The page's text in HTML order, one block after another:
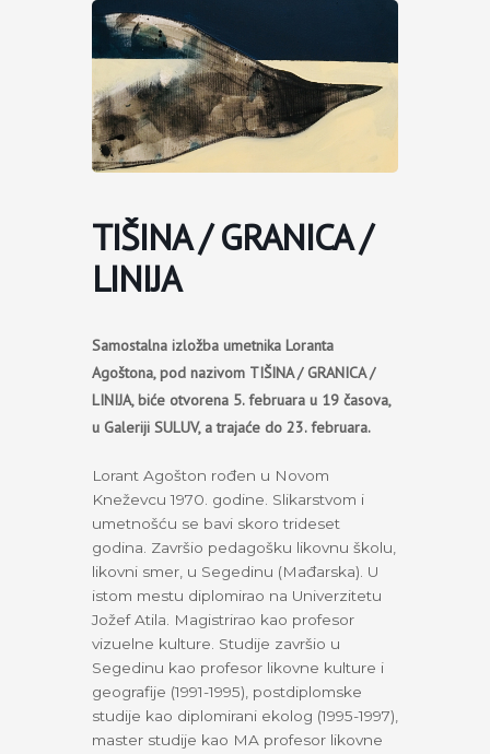
TIŠINA / GRANICA /
LINIJA
Samostalna izložba umetnika Loranta
Agoštona, pod nazivom TIŠINA / GRANICA /
LINIJA, biće otvorena 5. februara u 19 časova,
u Galeriji SULUV, a trajaće do 23. februara.
Lorant Agošton rođen u Novom
Kneževcu 1970. godine. Slikarstvom i
umetnošću se bavi skoro trideset
godina. Završio pedagošku likovnu školu,
likovni smer, u Segedinu (Mađarska). U
istom mestu diplomirao na Univerzitetu
Jožef Atila. Magistrirao kao profesor
vizuelne kulture. Studije završio u
Segedinu kao profesor likovne kulture i
geografije (1991-1995), postdiplomske
studije kao diplomirani ekolog (1995-1997),
master studije kao MA profesor likovne